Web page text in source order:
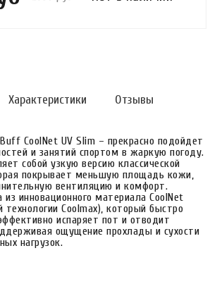
Характеристики Отзывы
CoolNet UV Slim – прекрасно подойдет
и занятий спортом в жаркую погоду.
собой узкую версию классической
покрывает меньшую площадь кожи,
вентиляцию и комфорт.
из инновационного материала CoolNet
технологии Coolmax), который быстро
испаряет пот и отводит
ощущение прохлады и сухости
нагрузок.